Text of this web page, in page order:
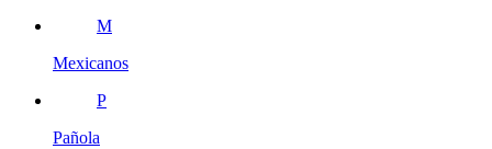
M
Mexicanos
P
Pañola